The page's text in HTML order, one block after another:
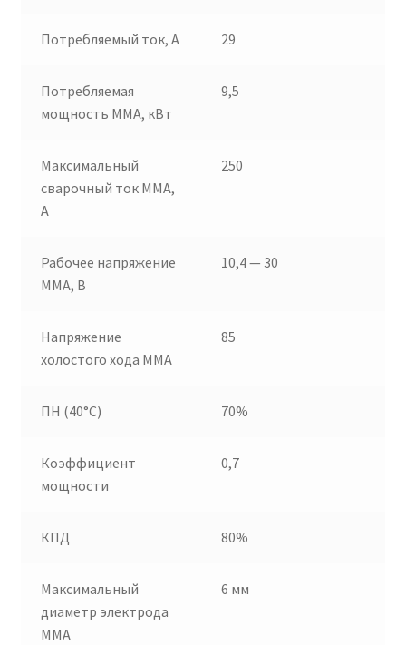
Потребляемый ток, А 29
Потребляемая
мощность ММА, кВт
9,5
Максимальный
сварочный ток MMA,
А
250
Рабочее напряжение
ММА, В
10,4 — 30
Напряжение
холостого хода MMA
85
ПН (40°C) 70%
Коэффициент
мощности
0,7
КПД 80%
Максимальный
диаметр электрода
MMA
6 мм